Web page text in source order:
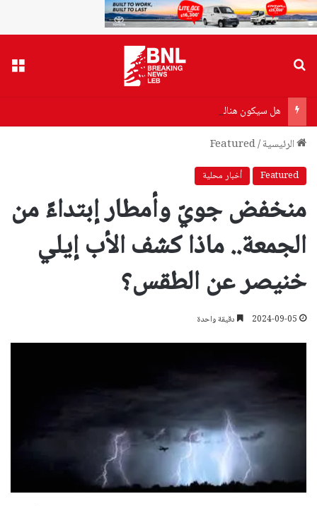
هل سيكون هناك أزمة بنزين أو مازوت؟
الرئيسية/
Featured
Featured أخبار محلية
منخفض جويّ وأمطار إبتداءً من
الجمعة.. ماذا كشف الأب إيلي
خنيصر عن الطقس؟
2024-09-05 دقيقة واحدة